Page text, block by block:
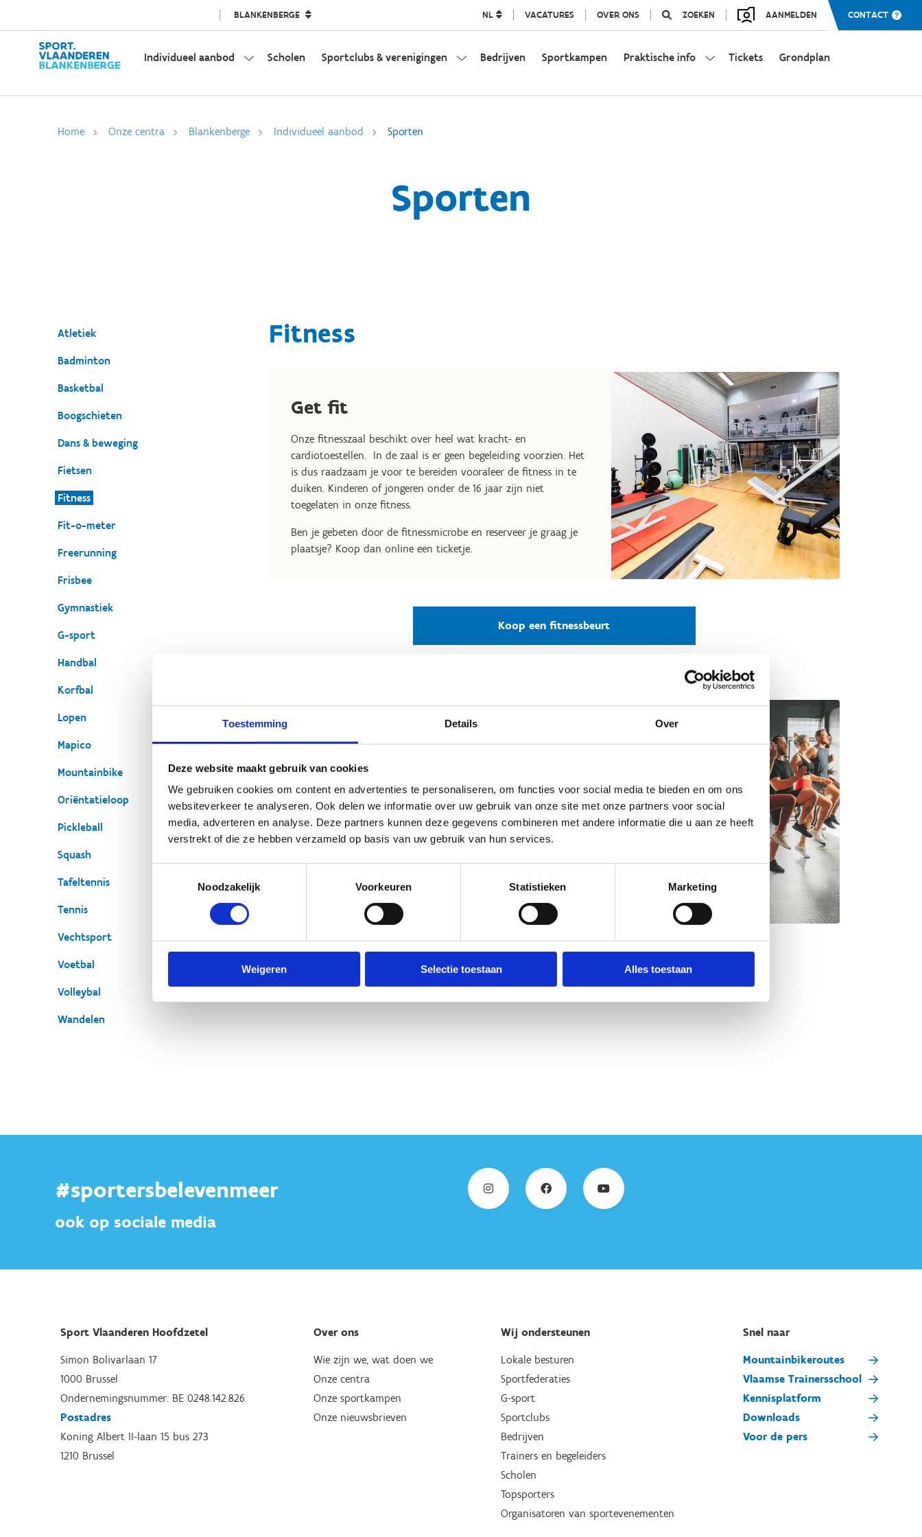
Toestemming Details Over
Deze website maakt gebruik van cookies
We gebruiken cookies om content en advertenties te personaliseren, om functies voor social media te bieden en om ons
websiteverkeer te analyseren. Ook delen we informatie over uw gebruik van onze site met onze partners voor social
media, adverteren en analyse. Deze partners kunnen deze gegevens combineren met andere informatie die u aan ze heeft
verstrekt of die ze hebben verzameld op basis van uw gebruik van hun services.
Noodzakelijk
Voorkeuren Statistieken Marketing
Weigeren Selectie toestaan Alles toestaan
BLANKENBERGE NL VACATURES OVER ONS ZOEKEN AANMELDEN CONTACT
Individueel aanbod Scholen Sportclubs & verenigingen Bedrijven Sportkampen Praktische info Tickets Grondplan
Home Onze centra Blankenberge Individueel aanbod Sporten
Sporten
Atletiek
Badminton
Basketbal
Boogschieten
Dans & beweging
Fietsen
Fitness
Fit-o-meter
Freerunning
Frisbee
Gymnastiek
G-sport
Handbal
Korfbal
Lopen
Mapico
Mountainbike
Oriëntatieloop
Pickleball
Squash
Tafeltennis
Tennis
Vechtsport
Voetbal
Volleybal
Wandelen
Fitness
Get fit
Onze fitnesszaal beschikt over heel wat kracht- en
cardiotoestellen. In de zaal is er geen begeleiding voorzien. Het
is dus raadzaam je voor te bereiden vooraleer de fitness in te
duiken. Kinderen of jongeren onder de 16 jaar zijn niet
toegelaten in onze fitness.
Ben je gebeten door de fitnessmicrobe en reserveer je graag je
plaatsje? Koop dan online een ticketje.
Koop een fitnessbeurt
Op sportstage in Blankenberge?
Bij Sport Vlaanderen Blankenberge hebben we alle troeven in
huis om van jouw sportstage een succes te maken. Onze
sportaccommodaties zijn van topniveau, we bieden
slaapgelegenheid tot 112 personen, we hebben een goed
uitgeruste keuken en kunnen aangepaste maaltijden serveren en
ons centrum ligt aan de rand van de Stad Blankenberge, op
wandelafstand van de zee en het strand.
Lees meer over onze sportstages
#sportersbelevenmeer
ook op sociale media
Sport Vlaanderen Hoofdzetel
Simon Bolivarlaan 17
1000 Brussel
Ondernemingsnummer: BE 0248.142.826
Postadres
Koning Albert II-laan 15 bus 273
1210 Brussel
Over ons
Wie zijn we, wat doen we
Onze centra
Onze sportkampen
Onze nieuwsbrieven
Wij ondersteunen
Lokale besturen
Sportfederaties
G-sport
Sportclubs
Bedrijven
Trainers en begeleiders
Scholen
Topsporters
Organisatoren van sportevenementen
Snel naar
Mountainbikeroutes
Vlaamse Trainersschool
Kennisplatform
Downloads
Voor de pers